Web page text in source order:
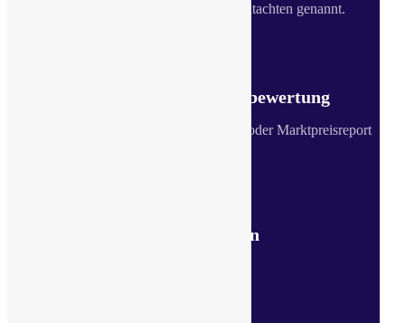
auch Vollgutachten bzw. Marktgutachten genannt.
Kurzgutachten / Kurzbewertung
auch sachverständige Stellungnahme oder Marktpreisreport
Mietgutachten